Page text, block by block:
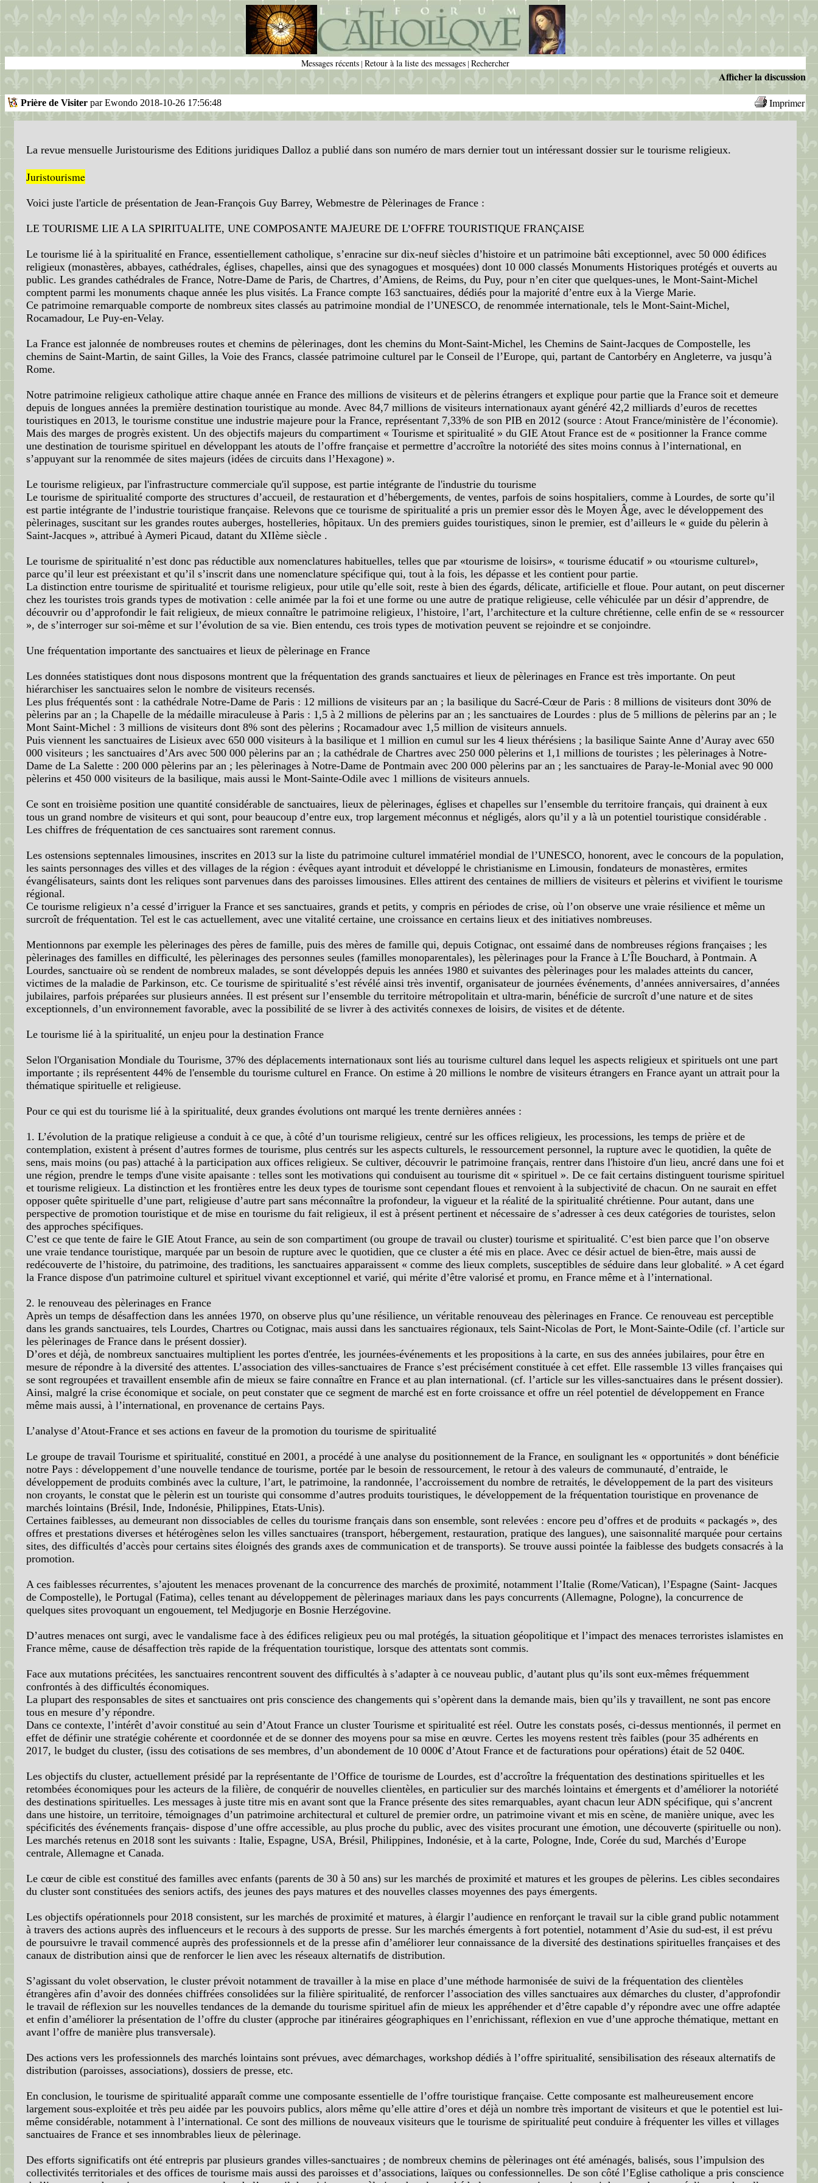
Messages récents | Retour à la liste des messages | Rechercher
Afficher la discussion
Prière de Visiter par Ewondo 2018-10-26 17:56:48 Imprimer
La revue mensuelle Juristourisme des Editions juridiques Dalloz a publié dans son numéro de mars dernier tout un intéressant dossier sur le tourisme religieux.
Juristourisme
Voici juste l'article de présentation de Jean-François Guy Barrey, Webmestre de Pèlerinages de France :
LE TOURISME LIE A LA SPIRITUALITE, UNE COMPOSANTE MAJEURE DE L’OFFRE TOURISTIQUE FRANÇAISE
Le tourisme lié à la spiritualité en France, essentiellement catholique, s’enracine sur dix-neuf siècles d’histoire et un patrimoine bâti exceptionnel, avec 50 000 édifices
religieux (monastères, abbayes, cathédrales, églises, chapelles, ainsi que des synagogues et mosquées) dont 10 000 classés Monuments Historiques protégés et ouverts au
public. Les grandes cathédrales de France, Notre-Dame de Paris, de Chartres, d’Amiens, de Reims, du Puy, pour n’en citer que quelques-unes, le Mont-Saint-Michel
comptent parmi les monuments chaque année les plus visités. La France compte 163 sanctuaires, dédiés pour la majorité d’entre eux à la Vierge Marie.
Ce patrimoine remarquable comporte de nombreux sites classés au patrimoine mondial de l’UNESCO, de renommée internationale, tels le Mont-Saint-Michel,
Rocamadour, Le Puy-en-Velay.
La France est jalonnée de nombreuses routes et chemins de pèlerinages, dont les chemins du Mont-Saint-Michel, les Chemins de Saint-Jacques de Compostelle, les
chemins de Saint-Martin, de saint Gilles, la Voie des Francs, classée patrimoine culturel par le Conseil de l’Europe, qui, partant de Cantorbéry en Angleterre, va jusqu’à
Rome.
Notre patrimoine religieux catholique attire chaque année en France des millions de visiteurs et de pèlerins étrangers et explique pour partie que la France soit et demeure
depuis de longues années la première destination touristique au monde. Avec 84,7 millions de visiteurs internationaux ayant généré 42,2 milliards d’euros de recettes
touristiques en 2013, le tourisme constitue une industrie majeure pour la France, représentant 7,33% de son PIB en 2012 (source : Atout France/ministère de l’économie).
Mais des marges de progrès existent. Un des objectifs majeurs du compartiment « Tourisme et spiritualité » du GIE Atout France est de « positionner la France comme
une destination de tourisme spirituel en développant les atouts de l’offre française et permettre d’accroître la notoriété des sites moins connus à l’international, en
s’appuyant sur la renommée de sites majeurs (idées de circuits dans l’Hexagone) ».
Le tourisme religieux, par l'infrastructure commerciale qu'il suppose, est partie intégrante de l'industrie du tourisme
Le tourisme de spiritualité comporte des structures d’accueil, de restauration et d’hébergements, de ventes, parfois de soins hospitaliers, comme à Lourdes, de sorte qu’il
est partie intégrante de l’industrie touristique française. Relevons que ce tourisme de spiritualité a pris un premier essor dès le Moyen Âge, avec le développement des
pèlerinages, suscitant sur les grandes routes auberges, hostelleries, hôpitaux. Un des premiers guides touristiques, sinon le premier, est d’ailleurs le « guide du pèlerin à
Saint-Jacques », attribué à Aymeri Picaud, datant du XIIème siècle .
Le tourisme de spiritualité n’est donc pas réductible aux nomenclatures habituelles, telles que par «tourisme de loisirs», « tourisme éducatif » ou «tourisme culturel»,
parce qu’il leur est préexistant et qu’il s’inscrit dans une nomenclature spécifique qui, tout à la fois, les dépasse et les contient pour partie.
La distinction entre tourisme de spiritualité et tourisme religieux, pour utile qu’elle soit, reste à bien des égards, délicate, artificielle et floue. Pour autant, on peut discerner
chez les touristes trois grands types de motivation : celle animée par la foi et une forme ou une autre de pratique religieuse, celle véhiculée par un désir d’apprendre, de
découvrir ou d’approfondir le fait religieux, de mieux connaître le patrimoine religieux, l’histoire, l’art, l’architecture et la culture chrétienne, celle enfin de se « ressourcer
», de s’interroger sur soi-même et sur l’évolution de sa vie. Bien entendu, ces trois types de motivation peuvent se rejoindre et se conjoindre.
Une fréquentation importante des sanctuaires et lieux de pèlerinage en France
Les données statistiques dont nous disposons montrent que la fréquentation des grands sanctuaires et lieux de pèlerinages en France est très importante. On peut
hiérarchiser les sanctuaires selon le nombre de visiteurs recensés.
Les plus fréquentés sont : la cathédrale Notre-Dame de Paris : 12 millions de visiteurs par an ; la basilique du Sacré-Cœur de Paris : 8 millions de visiteurs dont 30% de
pèlerins par an ; la Chapelle de la médaille miraculeuse à Paris : 1,5 à 2 millions de pèlerins par an ; les sanctuaires de Lourdes : plus de 5 millions de pèlerins par an ; le
Mont Saint-Michel : 3 millions de visiteurs dont 8% sont des pèlerins ; Rocamadour avec 1,5 million de visiteurs annuels.
Puis viennent les sanctuaires de Lisieux avec 650 000 visiteurs à la basilique et 1 million en cumul sur les 4 lieux thérésiens ; la basilique Sainte Anne d’Auray avec 650
000 visiteurs ; les sanctuaires d’Ars avec 500 000 pèlerins par an ; la cathédrale de Chartres avec 250 000 pèlerins et 1,1 millions de touristes ; les pèlerinages à Notre-
Dame de La Salette : 200 000 pèlerins par an ; les pèlerinages à Notre-Dame de Pontmain avec 200 000 pèlerins par an ; les sanctuaires de Paray-le-Monial avec 90 000
pèlerins et 450 000 visiteurs de la basilique, mais aussi le Mont-Sainte-Odile avec 1 millions de visiteurs annuels.
Ce sont en troisième position une quantité considérable de sanctuaires, lieux de pèlerinages, églises et chapelles sur l’ensemble du territoire français, qui drainent à eux
tous un grand nombre de visiteurs et qui sont, pour beaucoup d’entre eux, trop largement méconnus et négligés, alors qu’il y a là un potentiel touristique considérable .
Les chiffres de fréquentation de ces sanctuaires sont rarement connus.
Les ostensions septennales limousines, inscrites en 2013 sur la liste du patrimoine culturel immatériel mondial de l’UNESCO, honorent, avec le concours de la population,
les saints personnages des villes et des villages de la région : évêques ayant introduit et développé le christianisme en Limousin, fondateurs de monastères, ermites
évangélisateurs, saints dont les reliques sont parvenues dans des paroisses limousines. Elles attirent des centaines de milliers de visiteurs et pèlerins et vivifient le tourisme
régional.
Ce tourisme religieux n’a cessé d’irriguer la France et ses sanctuaires, grands et petits, y compris en périodes de crise, où l’on observe une vraie résilience et même un
surcroît de fréquentation. Tel est le cas actuellement, avec une vitalité certaine, une croissance en certains lieux et des initiatives nombreuses.
Mentionnons par exemple les pèlerinages des pères de famille, puis des mères de famille qui, depuis Cotignac, ont essaimé dans de nombreuses régions françaises ; les
pèlerinages des familles en difficulté, les pèlerinages des personnes seules (familles monoparentales), les pèlerinages pour la France à L’Île Bouchard, à Pontmain. A
Lourdes, sanctuaire où se rendent de nombreux malades, se sont développés depuis les années 1980 et suivantes des pèlerinages pour les malades atteints du cancer,
victimes de la maladie de Parkinson, etc. Ce tourisme de spiritualité s’est révélé ainsi très inventif, organisateur de journées événements, d’années anniversaires, d’années
jubilaires, parfois préparées sur plusieurs années. Il est présent sur l’ensemble du territoire métropolitain et ultra-marin, bénéficie de surcroît d’une nature et de sites
exceptionnels, d’un environnement favorable, avec la possibilité de se livrer à des activités connexes de loisirs, de visites et de détente.
Le tourisme lié à la spiritualité, un enjeu pour la destination France
Selon l'Organisation Mondiale du Tourisme, 37% des déplacements internationaux sont liés au tourisme culturel dans lequel les aspects religieux et spirituels ont une part
importante ; ils représentent 44% de l'ensemble du tourisme culturel en France. On estime à 20 millions le nombre de visiteurs étrangers en France ayant un attrait pour la
thématique spirituelle et religieuse.
Pour ce qui est du tourisme lié à la spiritualité, deux grandes évolutions ont marqué les trente dernières années :
1. L’évolution de la pratique religieuse a conduit à ce que, à côté d’un tourisme religieux, centré sur les offices religieux, les processions, les temps de prière et de
contemplation, existent à présent d’autres formes de tourisme, plus centrés sur les aspects culturels, le ressourcement personnel, la rupture avec le quotidien, la quête de
sens, mais moins (ou pas) attaché à la participation aux offices religieux. Se cultiver, découvrir le patrimoine français, rentrer dans l'histoire d'un lieu, ancré dans une foi et
une région, prendre le temps d'une visite apaisante : telles sont les motivations qui conduisent au tourisme dit « spirituel ». De ce fait certains distinguent tourisme spirituel
et tourisme religieux. La distinction et les frontières entre les deux types de tourisme sont cependant floues et renvoient à la subjectivité de chacun. On ne saurait en effet
opposer quête spirituelle d’une part, religieuse d’autre part sans méconnaître la profondeur, la vigueur et la réalité de la spiritualité chrétienne. Pour autant, dans une
perspective de promotion touristique et de mise en tourisme du fait religieux, il est à présent pertinent et nécessaire de s’adresser à ces deux catégories de touristes, selon
des approches spécifiques.
C’est ce que tente de faire le GIE Atout France, au sein de son compartiment (ou groupe de travail ou cluster) tourisme et spiritualité. C’est bien parce que l’on observe
une vraie tendance touristique, marquée par un besoin de rupture avec le quotidien, que ce cluster a été mis en place. Avec ce désir actuel de bien-être, mais aussi de
redécouverte de l’histoire, du patrimoine, des traditions, les sanctuaires apparaissent « comme des lieux complets, susceptibles de séduire dans leur globalité. » A cet égard
la France dispose d'un patrimoine culturel et spirituel vivant exceptionnel et varié, qui mérite d’être valorisé et promu, en France même et à l’international.
2. le renouveau des pèlerinages en France
Après un temps de désaffection dans les années 1970, on observe plus qu’une résilience, un véritable renouveau des pèlerinages en France. Ce renouveau est perceptible
dans les grands sanctuaires, tels Lourdes, Chartres ou Cotignac, mais aussi dans les sanctuaires régionaux, tels Saint-Nicolas de Port, le Mont-Sainte-Odile (cf. l’article sur
les pèlerinages de France dans le présent dossier).
D’ores et déjà, de nombreux sanctuaires multiplient les portes d'entrée, les journées-événements et les propositions à la carte, en sus des années jubilaires, pour être en
mesure de répondre à la diversité des attentes. L’association des villes-sanctuaires de France s’est précisément constituée à cet effet. Elle rassemble 13 villes françaises qui
se sont regroupées et travaillent ensemble afin de mieux se faire connaître en France et au plan international. (cf. l’article sur les villes-sanctuaires dans le présent dossier).
Ainsi, malgré la crise économique et sociale, on peut constater que ce segment de marché est en forte croissance et offre un réel potentiel de développement en France
même mais aussi, à l’international, en provenance de certains Pays.
L’analyse d’Atout-France et ses actions en faveur de la promotion du tourisme de spiritualité
Le groupe de travail Tourisme et spiritualité, constitué en 2001, a procédé à une analyse du positionnement de la France, en soulignant les « opportunités » dont bénéficie
notre Pays : développement d’une nouvelle tendance de tourisme, portée par le besoin de ressourcement, le retour à des valeurs de communauté, d’entraide, le
développement de produits combinés avec la culture, l’art, le patrimoine, la randonnée, l’accroissement du nombre de retraités, le développement de la part des visiteurs
non croyants, le constat que le pèlerin est un touriste qui consomme d’autres produits touristiques, le développement de la fréquentation touristique en provenance de
marchés lointains (Brésil, Inde, Indonésie, Philippines, Etats-Unis).
Certaines faiblesses, au demeurant non dissociables de celles du tourisme français dans son ensemble, sont relevées : encore peu d’offres et de produits « packagés », des
offres et prestations diverses et hétérogènes selon les villes sanctuaires (transport, hébergement, restauration, pratique des langues), une saisonnalité marquée pour certains
sites, des difficultés d’accès pour certains sites éloignés des grands axes de communication et de transports). Se trouve aussi pointée la faiblesse des budgets consacrés à la
promotion.
A ces faiblesses récurrentes, s’ajoutent les menaces provenant de la concurrence des marchés de proximité, notamment l’Italie (Rome/Vatican), l’Espagne (Saint- Jacques
de Compostelle), le Portugal (Fatima), celles tenant au développement de pèlerinages mariaux dans les pays concurrents (Allemagne, Pologne), la concurrence de
quelques sites provoquant un engouement, tel Medjugorje en Bosnie Herzégovine.
D’autres menaces ont surgi, avec le vandalisme face à des édifices religieux peu ou mal protégés, la situation géopolitique et l’impact des menaces terroristes islamistes en
France même, cause de désaffection très rapide de la fréquentation touristique, lorsque des attentats sont commis.
Face aux mutations précitées, les sanctuaires rencontrent souvent des difficultés à s’adapter à ce nouveau public, d’autant plus qu’ils sont eux-mêmes fréquemment
confrontés à des difficultés économiques.
La plupart des responsables de sites et sanctuaires ont pris conscience des changements qui s’opèrent dans la demande mais, bien qu’ils y travaillent, ne sont pas encore
tous en mesure d’y répondre.
Dans ce contexte, l’intérêt d’avoir constitué au sein d’Atout France un cluster Tourisme et spiritualité est réel. Outre les constats posés, ci-dessus mentionnés, il permet en
effet de définir une stratégie cohérente et coordonnée et de se donner des moyens pour sa mise en œuvre. Certes les moyens restent très faibles (pour 35 adhérents en
2017, le budget du cluster, (issu des cotisations de ses membres, d’un abondement de 10 000€ d’Atout France et de facturations pour opérations) était de 52 040€.
Les objectifs du cluster, actuellement présidé par la représentante de l’Office de tourisme de Lourdes, est d’accroître la fréquentation des destinations spirituelles et les
retombées économiques pour les acteurs de la filière, de conquérir de nouvelles clientèles, en particulier sur des marchés lointains et émergents et d’améliorer la notoriété
des destinations spirituelles. Les messages à juste titre mis en avant sont que la France présente des sites remarquables, ayant chacun leur ADN spécifique, qui s’ancrent
dans une histoire, un territoire, témoignages d’un patrimoine architectural et culturel de premier ordre, un patrimoine vivant et mis en scène, de manière unique, avec les
spécificités des événements français- dispose d’une offre accessible, au plus proche du public, avec des visites procurant une émotion, une découverte (spirituelle ou non).
Les marchés retenus en 2018 sont les suivants : Italie, Espagne, USA, Brésil, Philippines, Indonésie, et à la carte, Pologne, Inde, Corée du sud, Marchés d’Europe
centrale, Allemagne et Canada.
Le cœur de cible est constitué des familles avec enfants (parents de 30 à 50 ans) sur les marchés de proximité et matures et les groupes de pèlerins. Les cibles secondaires
du cluster sont constituées des seniors actifs, des jeunes des pays matures et des nouvelles classes moyennes des pays émergents.
Les objectifs opérationnels pour 2018 consistent, sur les marchés de proximité et matures, à élargir l’audience en renforçant le travail sur la cible grand public notamment
à travers des actions auprès des influenceurs et le recours à des supports de presse. Sur les marchés émergents à fort potentiel, notamment d’Asie du sud-est, il est prévu
de poursuivre le travail commencé auprès des professionnels et de la presse afin d’améliorer leur connaissance de la diversité des destinations spirituelles françaises et des
canaux de distribution ainsi que de renforcer le lien avec les réseaux alternatifs de distribution.
S’agissant du volet observation, le cluster prévoit notamment de travailler à la mise en place d’une méthode harmonisée de suivi de la fréquentation des clientèles
étrangères afin d’avoir des données chiffrées consolidées sur la filière spiritualité, de renforcer l’association des villes sanctuaires aux démarches du cluster, d’approfondir
le travail de réflexion sur les nouvelles tendances de la demande du tourisme spirituel afin de mieux les appréhender et d’être capable d’y répondre avec une offre adaptée
et enfin d’améliorer la présentation de l’offre du cluster (approche par itinéraires géographiques en l’enrichissant, réflexion en vue d’une approche thématique, mettant en
avant l’offre de manière plus transversale).
Des actions vers les professionnels des marchés lointains sont prévues, avec démarchages, workshop dédiés à l’offre spiritualité, sensibilisation des réseaux alternatifs de
distribution (paroisses, associations), dossiers de presse, etc.
En conclusion, le tourisme de spiritualité apparaît comme une composante essentielle de l’offre touristique française. Cette composante est malheureusement encore
largement sous-exploitée et très peu aidée par les pouvoirs publics, alors même qu’elle attire d’ores et déjà un nombre très important de visiteurs et que le potentiel est lui-
même considérable, notamment à l’international. Ce sont des millions de nouveaux visiteurs que le tourisme de spiritualité peut conduire à fréquenter les villes et villages
sanctuaires de France et ses innombrables lieux de pèlerinage.
Des efforts significatifs ont été entrepris par plusieurs grandes villes-sanctuaires ; de nombreux chemins de pèlerinages ont été aménagés, balisés, sous l’impulsion des
collectivités territoriales et des offices de tourisme mais aussi des paroisses et d’associations, laïques ou confessionnelles. De son côté l’Eglise catholique a pris conscience